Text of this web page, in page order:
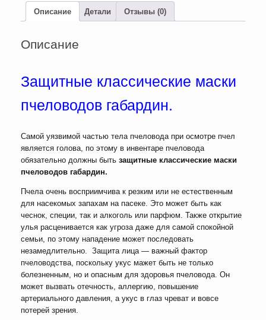
габардин
Описание Детали Отзывы (0)
Описание
Защитные классические маски
пчеловодов габардин.
Самой уязвимой частью тела пчеловода при осмотре пчел
является голова, по этому в инвентаре пчеловода
обязательно должны быть защитные классические маски
пчеловодов габардин.
Пчела очень восприимчива к резким или не естественным
для насекомых запахам на пасеке. Это может быть как
чеснок, специи, так и алкоголь или парфюм. Также открытие
улья расценивается как угроза даже для самой спокойной
семьи, по этому нападение может последовать
незамедлительно. Защита лица — важный фактор
пчеловодства, поскольку укус мажет быть не только
болезненным, но и опасным для здоровья пчеловода. Он
может вызвать отечность, аллергию, повышение
артериального давления, а укус в глаз чреват и вовсе
потерей зрения.